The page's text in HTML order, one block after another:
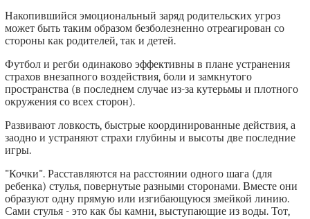
Накопившийся эмоциональный заряд родительских угроз
может быть таким образом безболезненно отреагирован со
стороны как родителей, так и детей.
Футбол и регби одинаково эффективны в плане устранения
страхов внезапного воздействия, боли и замкнутого
пространства (в последнем случае из-за кутерьмы и плотного
окружения со всех сторон).
Развивают ловкость, быстрые координированные действия, а
заодно и устраняют страхи глубины и высоты две последние
игры.
"Кочки". Расставляются на расстоянии одного шага (для
ребенка) стулья, повернутые разными сторонами. Вместе они
образуют одну прямую или изгибающуюся змейкой линию.
Сами стулья - это как бы камни, выступающие из воды. Тот,